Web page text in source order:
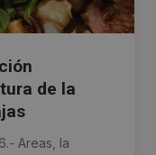
de la
Areas, la